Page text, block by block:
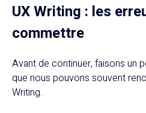
UX Writing : les
commettre
Avant de continuer, faisons un
que nous pouvons souvent
Writing.